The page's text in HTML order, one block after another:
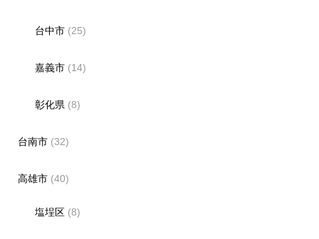
台中市 (25)
嘉義市 (14)
彰化県 (8)
台南市(32)
高雄市(40)
塩埕区 (8)